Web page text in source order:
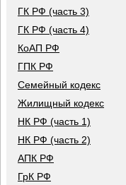
ГК РФ (часть 3)
ГК РФ (часть 4)
КоАП РФ
ГПК РФ
Семейный кодекс
Жилищный кодекс
НК РФ (часть 1)
НК РФ (часть 2)
АПК РФ
ГрК РФ